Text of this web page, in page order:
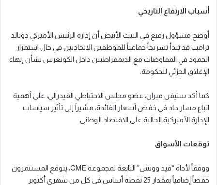
أسباب الارتفاع التاريخي
أوضح مسؤول رفيع في البيت الأبيض أن إدارة الرئيس الأميركي دونالد
ترامب قد تبدأ تسريحاً جماعياً للموظفين الاتحاديين في حال استمرار
الجمود في المفاوضات مع الديمقراطيين داخل الكونغرس بشأن إنهاء
الإغلاق الجزئي للحكومة.
كما أكد ستيفن ميران، عضو مجلس الاحتياطي الفيدرالي، على أهمية
اتباع مسار حاد في خفض أسعار الفائدة، مشيراً إلى تأثير سياسات
الإدارة الأميركية الحالية على الاقتصاد الوطني.
توقعات الأسواق
ووفقاً لأداة “فيد ووتش” التابعة لمجموعة CME، يتوقع المستثمرون
خفضاً إضافياً بمقدار 25 نقطة أساس في كل من شهري أكتوبر